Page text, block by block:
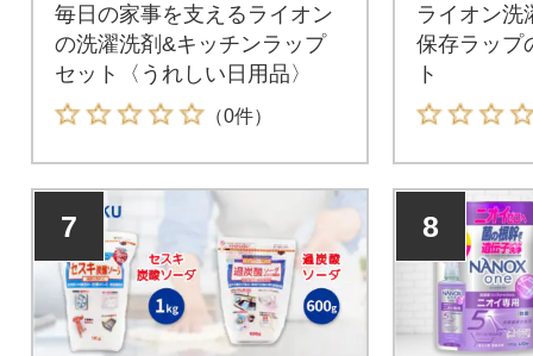
毎日の家事を支えるライオン
の洗濯洗剤&キッチンラップ
セット〈うれしい日用品〉
（0件）
ライオン洗
保存ラップ
ト
7 8